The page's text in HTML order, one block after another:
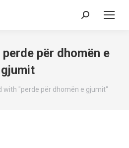
Search:
perde për dhomën e
gjumit
with "perde për dhomën e gjumit"